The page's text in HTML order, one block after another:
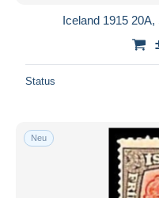
Iceland 1915
Status
Neu